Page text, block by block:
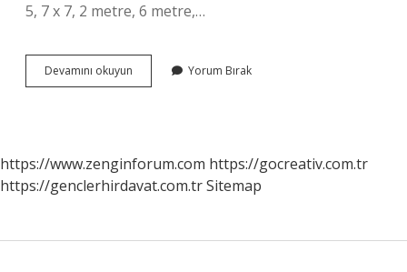
5, 7 x 7, 2 metre, 6 metre,…
Devamını okuyun
Kereste
Yorum Bırak
https://www.zenginforum.com https://gocreativ.com.tr
https://genclerhirdavat.com.trSitemap